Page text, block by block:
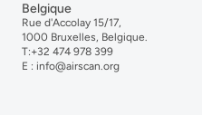
Belgique
Rue d'Accolay 15/17,
1000 Bruxelles, Belgique.
T:+32 474 978 399
E : info@airscan.org